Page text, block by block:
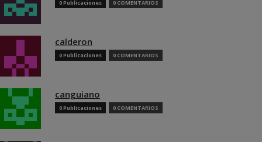
0 Publicaciones 0 COMENTARIOS
calderon
0 Publicaciones 0 COMENTARIOS
canguiano
0 Publicaciones 0 COMENTARIOS